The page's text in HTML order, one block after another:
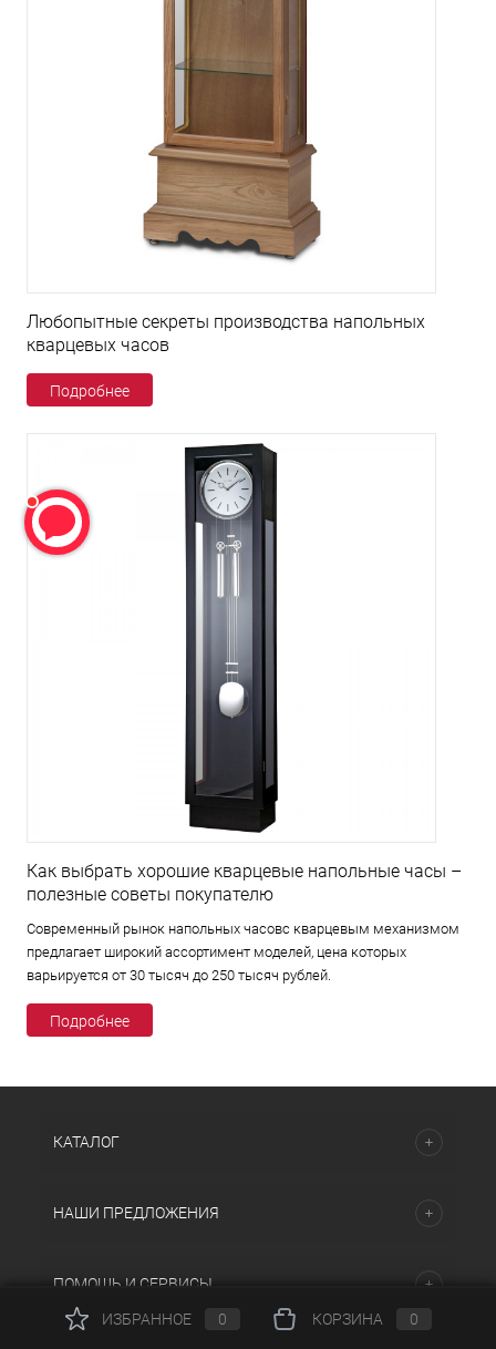
Любопытные секреты производства напольных
кварцевых часов
Подробнее
Как выбрать хорошие кварцевые напольные часы –
полезные советы покупателю
Современный рынок напольных часовс кварцевым механизмом
предлагает широкий ассортимент моделей, цена которых
варьируется от 30 тысяч до 250 тысяч рублей.
Подробнее
КАТАЛОГ
НАШИ ПРЕДЛОЖЕНИЯ
ПОМОЩЬ И СЕРВИСЫ
ИЗБРАННОЕ
0 КОРЗИНА 0